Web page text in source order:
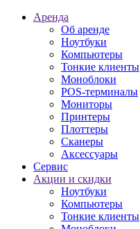
Аренда
Об аренде
Ноутбуки
Компьютеры
Тонкие клиенты
Моноблоки
POS-терминалы
Мониторы
Принтеры
Плоттеры
Сканеры
Аксессуары
Сервис
Акции и скидки
Ноутбуки
Компьютеры
Тонкие клиенты